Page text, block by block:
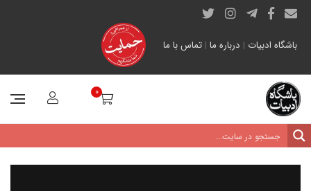
باشگاه ادبیات | درباره ما | تماس با ما
0